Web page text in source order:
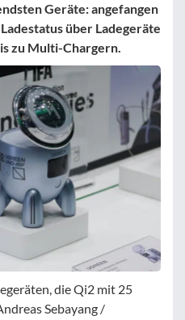
Geräte: angefangen
über Ladegeräte
zu Multi-Chargern.
die Qi2 mit 25
Sebayang /